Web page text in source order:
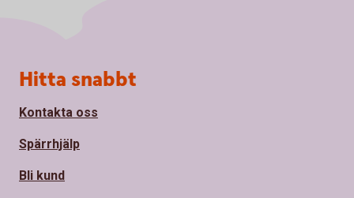
Sidfot
Hitta snabbt
Kontakta oss
Spärrhjälp
Bli kund